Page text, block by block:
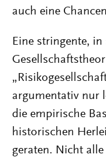
auch eine
Eine stringente,
argumentativ nur
die empirische
historischen
geraten. Nicht